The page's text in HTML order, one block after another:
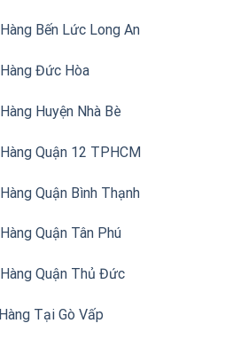
Bến Lức Long An
Đức Hòa
Huyện Nhà Bè
Quận 12 TPHCM
Quận Bình Thạnh
Quận Tân Phú
Quận Thủ Đức
Tại Gò Vấp